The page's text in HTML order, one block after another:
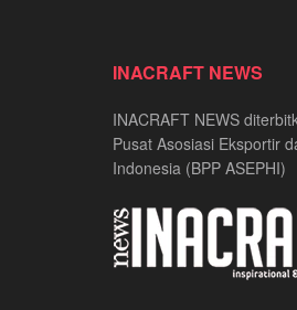
INACRAFT NEWS
INACRAFT NEWS
Pusat Asosiasi Eksportir
Indonesia (BPP ASEPHI)